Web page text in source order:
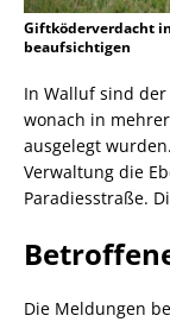
Giftköderverdacht
beaufsichtigen
In Walluf sind
wonach in
ausgelegt
Verwaltung die
Paradiesstraße.
Die Meldungen